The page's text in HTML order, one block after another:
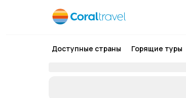
Доступные страны Горящие туры